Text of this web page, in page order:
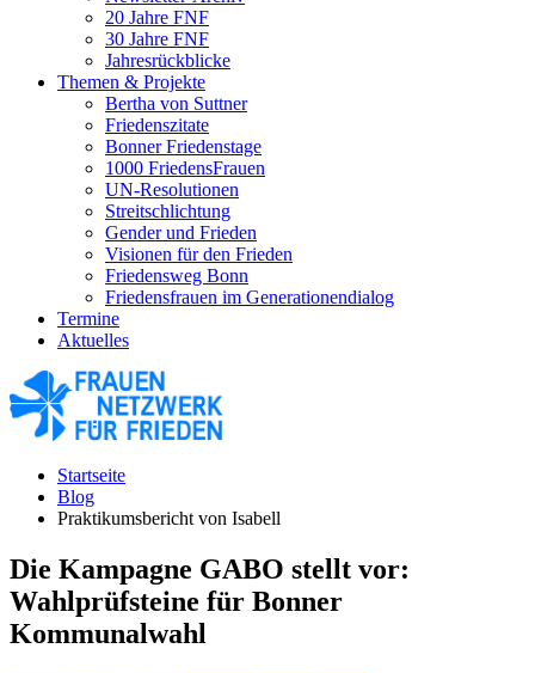
20 Jahre FNF
30 Jahre FNF
Jahresrückblicke
Themen & Projekte
Bertha von Suttner
Friedenszitate
Bonner Friedenstage
1000 FriedensFrauen
UN-Resolutionen
Streitschlichtung
Gender und Frieden
Visionen für den Frieden
Friedensweg Bonn
Friedensfrauen im Generationendialog
Termine
Aktuelles
Startseite
Blog
Praktikumsbericht von Isabell
Die Kampagne GABO stellt vor:
Wahlprüfsteine für Bonner
Kommunalwahl